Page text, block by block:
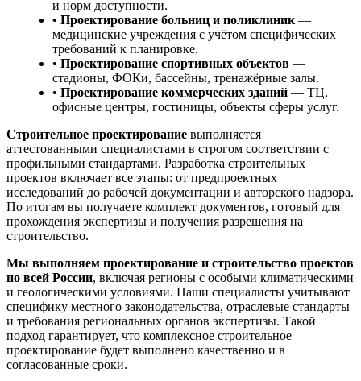
и норм доступности.
• Проектирование больниц и поликлиник —
медицинские учреждения с учётом специфических
требований к планировке.
• Проектирование спортивных объектов —
стадионы, ФОКи, бассейны, тренажёрные залы.
• Проектирование коммерческих зданий — ТЦ,
офисные центры, гостиницы, объекты сферы услуг.
Строительное проектирование выполняется
аттестованными специалистами в строгом соответствии с
профильными стандартами. Разработка строительных
проектов включает все этапы: от предпроектных
исследований до рабочей документации и авторского надзора.
По итогам вы получаете комплект документов, готовый для
прохождения экспертизы и получения разрешения на
строительство.
Мы выполняем проектирование и строительство проектов
по всей России, включая регионы с особыми климатическими
и геологическими условиями. Наши специалисты учитывают
специфику местного законодательства, отраслевые стандарты
и требования региональных органов экспертизы. Такой
подход гарантирует, что комплексное строительное
проектирование будет выполнено качественно и в
согласованные сроки.